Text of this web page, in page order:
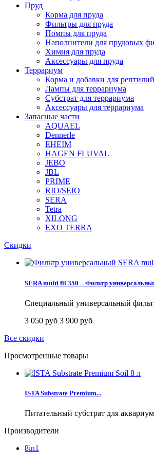
Пруд
Корма для пруда
Фильтры для пруда
Помпы для пруда
Наполнители для прудовых
Химия для пруда
Аксессуары для пруда
Террариум
Корма и добавки для рептилий
Лампы для террариума
Субстрат для террариума
Аксессуары для террариума
Запасные части
AQUAEL
Dennerle
EHEIM
HAGEN FLUVAL
JEBO
JBL
PRIME
RIO/SEIO
SERA
Tetra
XILONG
EXO TERRA
Скидки
SERA multi fil 350 – Фильтр
Специальный универсальный
3 050 руб 3 900 руб
Все скидки
Просмотренные товары
ISTA Substrate Premium...
Питательный субстрат для
Производители
8in1